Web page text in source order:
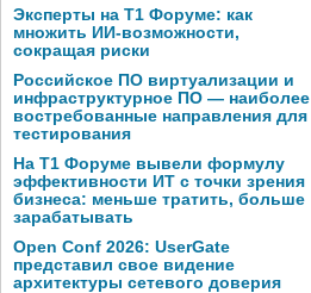
Эксперты на Т1 Форуме: как
множить ИИ-возможности,
сокращая риски
Российское ПО виртуализации и
инфраструктурное ПО — наиболее
востребованные направления для
тестирования
На Т1 Форуме вывели формулу
эффективности ИТ с точки зрения
бизнеса: меньше тратить, больше
зарабатывать
Open Conf 2026: UserGate
представил свое видение
архитектуры сетевого доверия